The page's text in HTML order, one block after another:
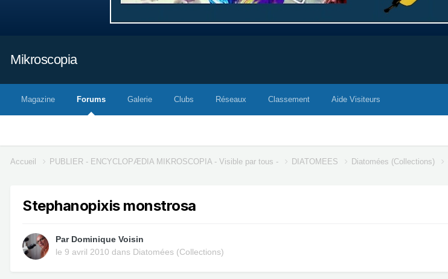
Mikroscopia
Magazine Forums Galerie Clubs Réseaux Classement Aide Visiteurs
Accueil PUBLIER - ENCYCLOPÆDIA MIKROSCOPIA - Visible par tous - DIATOMEES Diatomées (Collections)
Stephanopixis monstrosa
Par Dominique Voisin
le 9 avril 2010 dans Diatomées (Collections)